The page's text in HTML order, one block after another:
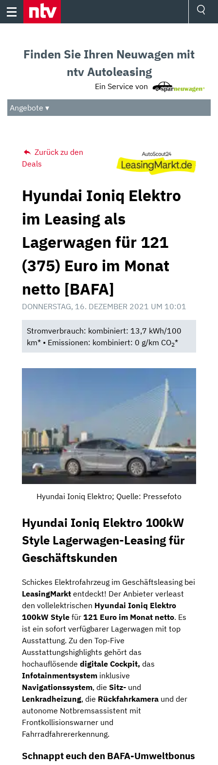
Skip
Audio
Das Beste
Finden Sie Ihren Neuwagen mit
ntv Autoleasing
Ein Service von
Angebote ▾
Zurück zu den
Deals
Hyundai Ioniq Elektro
im Leasing als
Lagerwagen für 121
(375) Euro im Monat
netto [BAFA]
DONNERSTAG, 16. DEZEMBER 2021 UM 10:01
Stromverbrauch: kombiniert: 13,7 kWh/100
km* • Emissionen: kombiniert: 0 g/km CO2*
Hyundai Ioniq Elektro; Quelle: Pressefoto
Hyundai Ioniq Elektro 100kW
Style Lagerwagen-Leasing für
Geschäftskunden
Schickes Elektrofahrzeug im Geschäftsleasing bei
LeasingMarkt entdeckt! Der Anbieter verleast
den vollelektrischen Hyundai Ioniq Elektro
100kW Style für 121 Euro im Monat netto. Es
ist ein sofort verfügbarer Lagerwagen mit top
Ausstattung. Zu den Top-Five
Ausstattungshighlights gehört das
hochauflösende digitale Cockpit, das
Infotainmentsystem inklusive
Navigationssystem, die Sitz- und
Lenkradheizung, die Rückfahrkamera und der
autonome Notbremsassistent mit
Frontkollisionswarner und
Fahrradfahrererkennung.
Schnappt euch den BAFA-Umweltbonus